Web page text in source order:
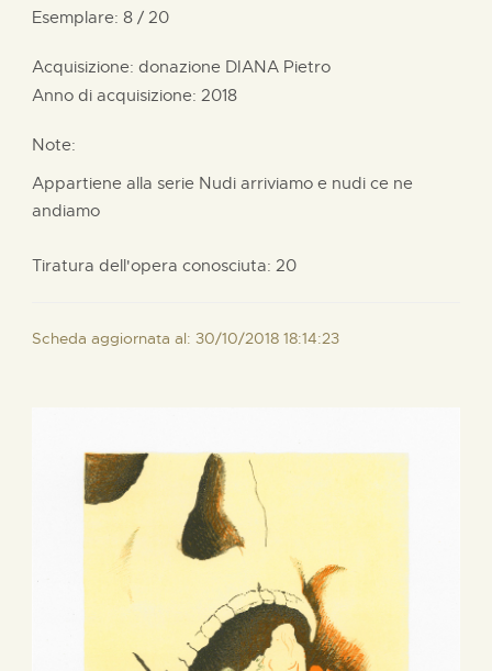
Esemplare: 8 / 20
Acquisizione: donazione DIANA Pietro
Anno di acquisizione: 2018
Note:
Appartiene alla serie Nudi arriviamo e nudi ce ne
andiamo
Tiratura dell'opera conosciuta: 20
Scheda aggiornata al: 30/10/2018 18:14:23